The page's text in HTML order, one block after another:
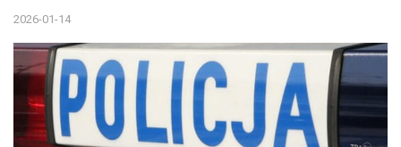
2026-01-14